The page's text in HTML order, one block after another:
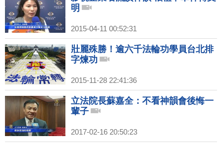
明
2015-04-11 00:52:31
壯麗殊勝！逾六千法輪功學員台北排
字煉功
2015-11-28 22:41:36
立法院長蘇嘉全：不看神韻會後悔一
輩子
2017-02-16 20:50:23